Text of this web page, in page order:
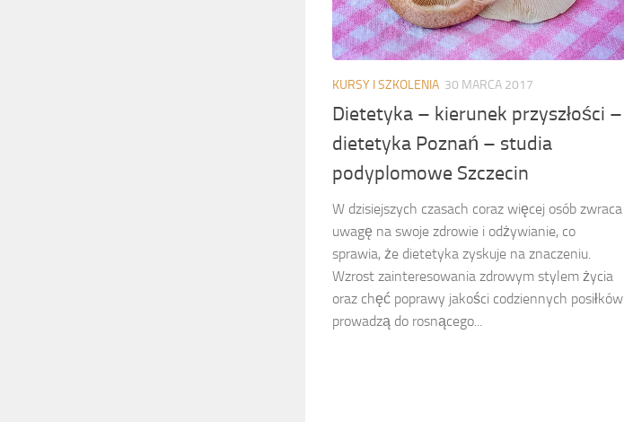
KURSY I SZKOLENIA 30 MARCA 2017
Dietetyka – kierunek przyszłości –
dietetyka Poznań – studia
podyplomowe Szczecin
W dzisiejszych czasach coraz więcej osób zwraca
uwagę na swoje zdrowie i odżywianie, co
sprawia, że dietetyka zyskuje na znaczeniu.
Wzrost zainteresowania zdrowym stylem życia
oraz chęć poprawy jakości codziennych posiłków
prowadzą do rosnącego...